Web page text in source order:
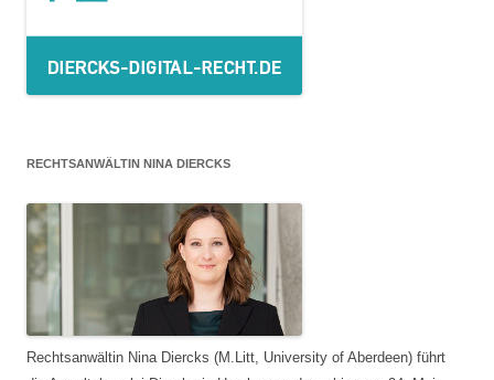
RECHTSANWÄLTIN NINA DIERCKS
Rechtsanwältin Nina Diercks (M.Litt, University of Aberdeen) führt